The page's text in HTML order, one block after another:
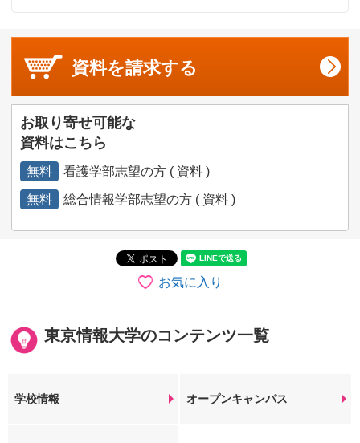
資料を請求する
お取り寄せ可能な
資料はこちら
無料 看護学部志望の方 ( 資料 )
無料 総合情報学部志望の方 ( 資料 )
お気に入り
東京情報大学のコンテンツ一覧
学校情報 オープンキャンパス